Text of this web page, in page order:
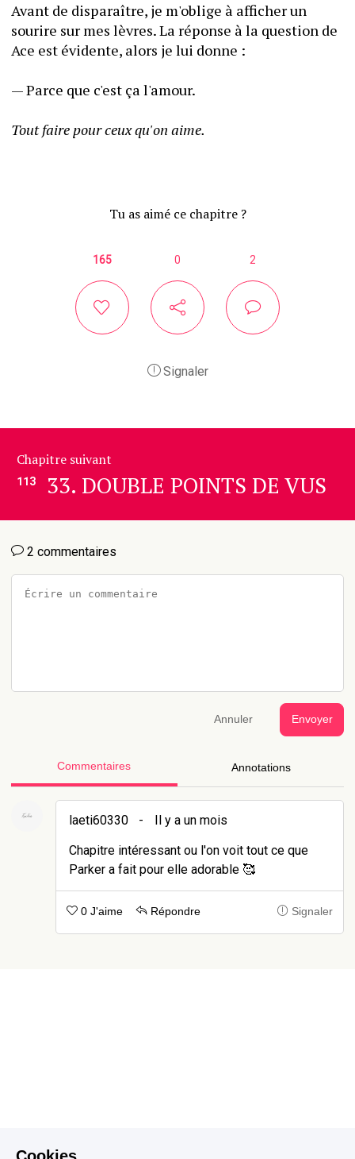
Avant de disparaître, je m'oblige à afficher un
sourire sur mes lèvres. La réponse à la question de
Ace est évidente, alors je lui donne :
— Parce que c'est ça l'amour.
Tu as aimé ce chapitre ?
165 0 2
Signaler
Chapitre suivant
113 33. DOUBLE POINTS DE VUS
2 commentaires
Annuler Envoyer
Commentaires Annotations
laeti60330 -
Il y a un mois
Chapitre intéressant ou l'on voit tout ce que
Parker a fait pour elle adorable 🥰
0 J'aime Répondre Signaler